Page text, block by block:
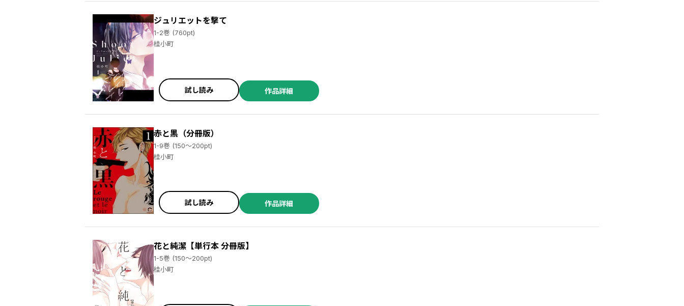
ジュリエットを撃て
1-2巻 (760pt)
桂小町
試し読み 作品詳細
赤と黒（分冊版）
1-9巻 (150～200pt)
桂小町
試し読み 作品詳細
花と純潔【単行本 分冊版】
1-5巻 (150～200pt)
桂小町